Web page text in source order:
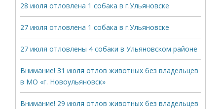
28 июля отловлена 1 собака в г.Ульяновске
27 июля отловлена 1 собака в г.Ульяновске
27 июля отловлены 4 собаки в Ульяновском районе
Внимание! 31 июля отлов животных без владельцев
в МО «г. Новоульяновск»
Внимание! 29 июля отлов животных без владельцев